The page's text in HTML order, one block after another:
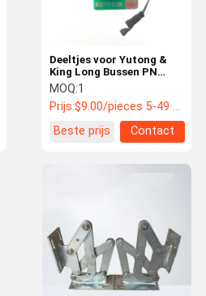
Deeltjes voor Yutong &
King Long Bussen PN
6100-02117
MOQ:1
Prijs:$9.00/pieces 5-49 pieces
Beste prijs
Contact